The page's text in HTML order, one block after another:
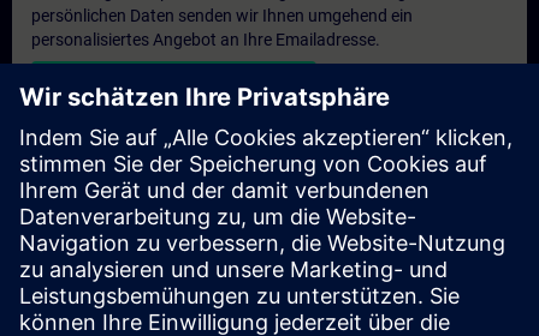
persönlichen Daten senden wir Ihnen umgehend ein
personalisiertes Angebot an Ihre Emailadresse.
Persönliches Angebot zusenden
Anfrage Exklusivtraining
Haben Sie Bedarf an einem höheren Schulungsangebot und
brauchen ein exklusives Training – entweder vor Ort bei Ihnen,
virtuell oder in einem SITRAIN Trainingscenter? Nachdem Sie
uns Ihre persönlichen Daten und Ihren Trainingsbedarf
übermittelt haben, bekommen Sie von uns ein Angebot für eine